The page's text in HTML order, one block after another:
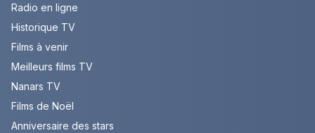
Radio en ligne
Historique TV
Films à venir
Meilleurs films TV
Nanars TV
Films de Noël
Anniversaire des stars